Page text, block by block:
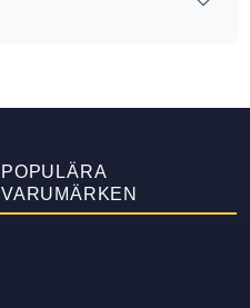
POPULÄRA
VARUMÄRKEN